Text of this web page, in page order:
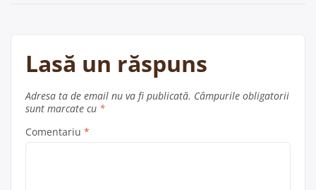
Lasă un răspuns
Adresa ta de email nu va fi publicată. Câmpurile obligatorii
sunt marcate cu *
Comentariu *